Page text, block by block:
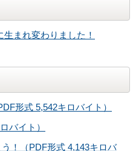
生まれ変わりました！
形式 5,542キロバイト）
バイト）
！（PDF形式 4,143キロバ